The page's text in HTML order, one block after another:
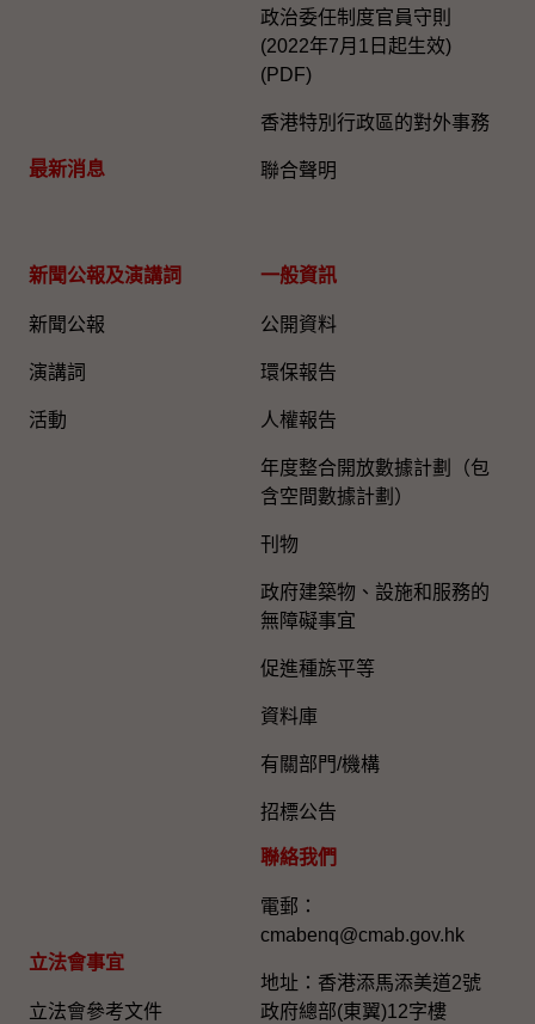
最新消息
政治委任制度官員守則
(2022年7月1日起生效)
(PDF)
香港特別行政區的對外事務
聯合聲明
新聞公報及演講詞
新聞公報
演講詞
活動
立法會事宜
立法會參考文件
一般資訊​
公開資料
環保報告
人權報告
年度整合開放數據計劃（包
含空間數據計劃）
刊物
政府建築物、設施和服務的
無障礙事宜
促進種族平等
資料庫
有關部門/機構
招標公告
聯絡我們
電郵：
cmabenq@cmab.gov.hk​
地址：香港添馬添美道2號
政府總部(東翼)12字樓